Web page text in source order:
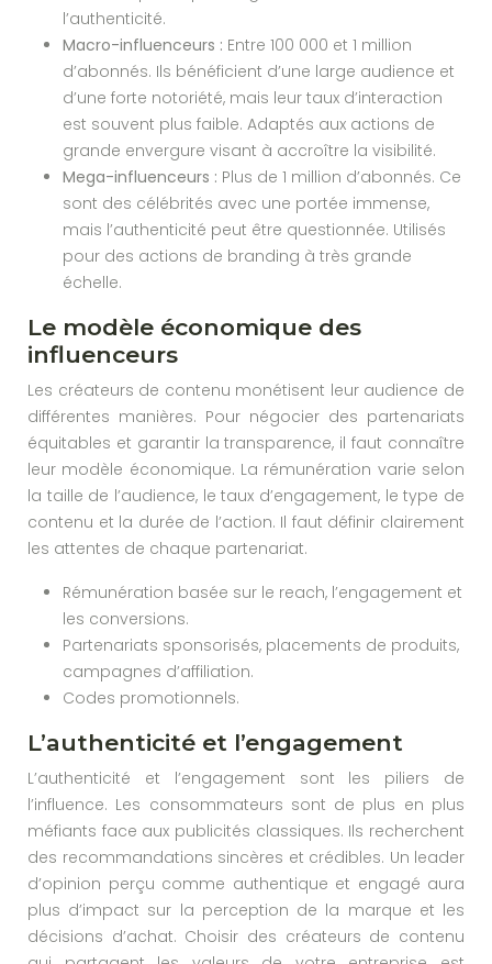
l’authenticité.
Macro-influenceurs : Entre 100 000 et 1 million
d’abonnés. Ils bénéficient d’une large audience et
d’une forte notoriété, mais leur taux d’interaction
est souvent plus faible. Adaptés aux actions de
grande envergure visant à accroître la visibilité.
Mega-influenceurs : Plus de 1 million d’abonnés. Ce
sont des célébrités avec une portée immense,
mais l’authenticité peut être questionnée. Utilisés
pour des actions de branding à très grande
échelle.
Le modèle économique des
influenceurs
Les créateurs de contenu monétisent leur audience de
différentes manières. Pour négocier des partenariats
équitables et garantir la transparence, il faut connaître
leur modèle économique. La rémunération varie selon
la taille de l’audience, le taux d’engagement, le type de
contenu et la durée de l’action. Il faut définir clairement
les attentes de chaque partenariat.
Rémunération basée sur le reach, l’engagement et
les conversions.
Partenariats sponsorisés, placements de produits,
campagnes d’affiliation.
Codes promotionnels.
L’authenticité et l’engagement
L’authenticité et l’engagement sont les piliers de
l’influence. Les consommateurs sont de plus en plus
méfiants face aux publicités classiques. Ils recherchent
des recommandations sincères et crédibles. Un leader
d’opinion perçu comme authentique et engagé aura
plus d’impact sur la perception de la marque et les
décisions d’achat. Choisir des créateurs de contenu